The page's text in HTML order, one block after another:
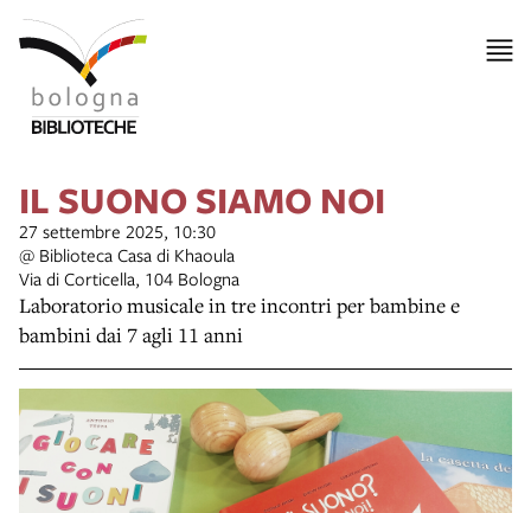
IL SUONO SIAMO NOI
27 settembre 2025, 10:30
@ Biblioteca Casa di Khaoula
Via di Corticella, 104 Bologna
Laboratorio musicale in tre incontri per bambine e
bambini dai 7 agli 11 anni